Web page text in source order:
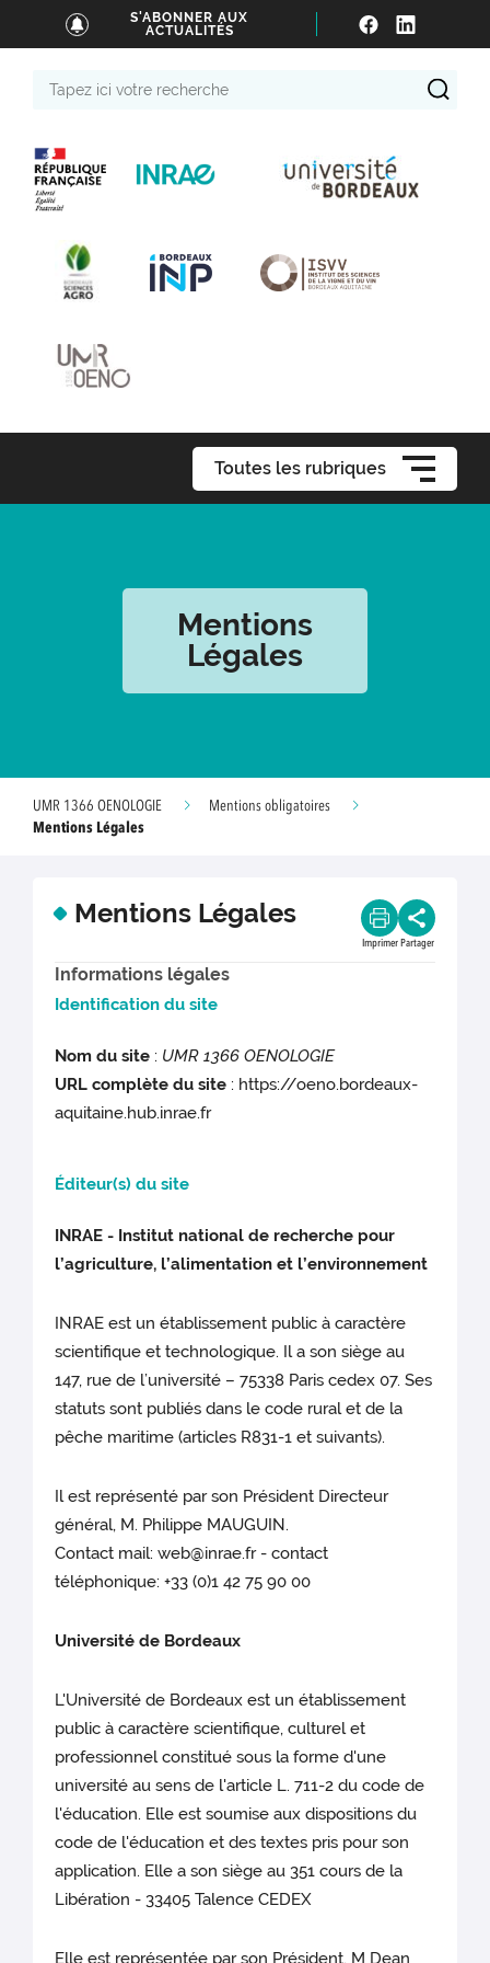
S'ABONNER AUX
ACTUALITÉS
Toutes les rubriques
Mentions
Légales
UMR 1366 OENOLOGIE
Mentions obligatoires
Mentions Légales
Mentions Légales
Imprimer Partager
Informations légales
Identification du site
Nom du site : UMR 1366 OENOLOGIE
URL complète du site : https://oeno.bordeaux-
aquitaine.hub.inrae.fr
Éditeur(s) du site
INRAE - Institut national de recherche pour
l’agriculture, l’alimentation et l’environnement
INRAE est un établissement public à caractère
scientifique et technologique. Il a son siège au
147, rue de l’université – 75338 Paris cedex 07. Ses
statuts sont publiés dans le code rural et de la
pêche maritime (articles R831-1 et suivants).
Il est représenté par son Président Directeur
général, M. Philippe MAUGUIN.
Contact mail: web@inrae.fr - contact
téléphonique: +33 (0)1 42 75 90 00
Université de Bordeaux
L'Université de Bordeaux est un établissement
public à caractère scientifique, culturel et
professionnel constitué sous la forme d'une
université au sens de l'article L. 711-2 du code de
l'éducation. Elle est soumise aux dispositions du
code de l'éducation et des textes pris pour son
application. Elle a son siège au 351 cours de la
Libération - 33405 Talence CEDEX
Elle est représentée par son Président, M Dean